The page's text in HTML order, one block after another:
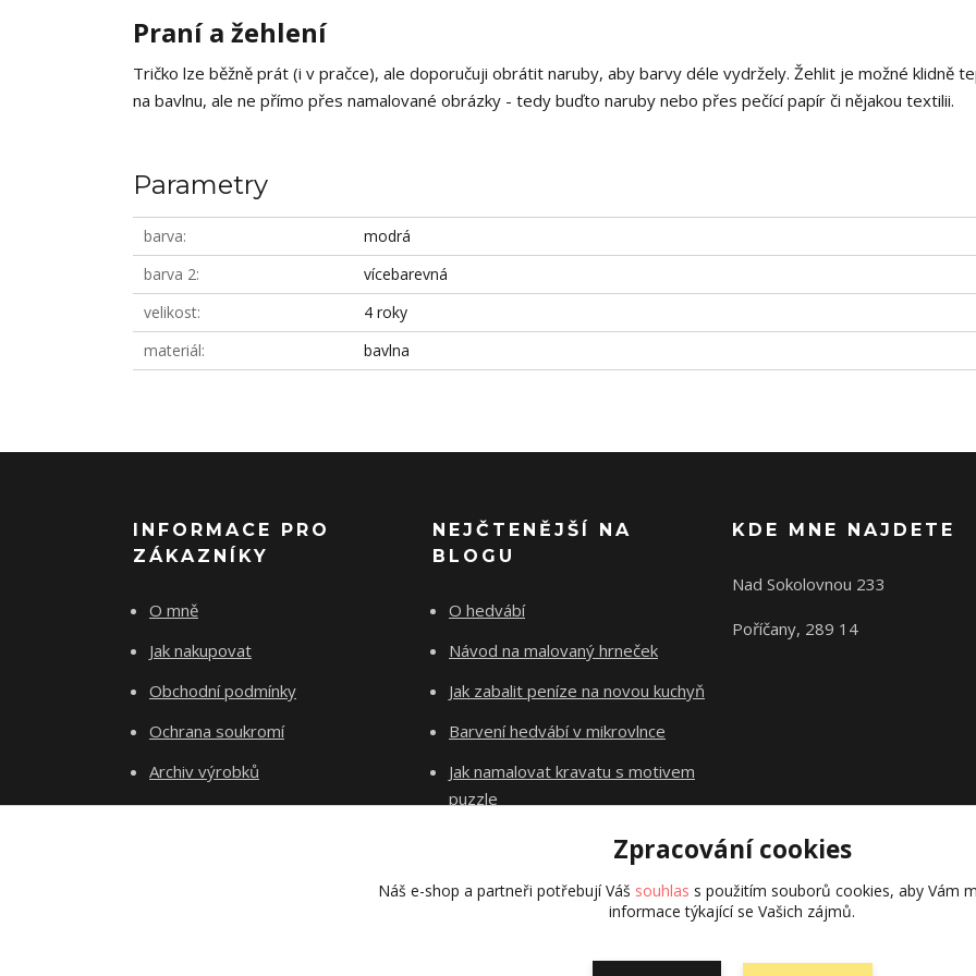
Praní a žehlení
Tričko lze běžně prát (i v pračce), ale doporučuji obrátit naruby, aby barvy déle vydržely. Žehlit je možné klidně
na bavlnu, ale ne přímo přes namalované obrázky - tedy buďto naruby nebo přes pečící papír či nějakou textilii.
Parametry
barva
modrá
barva 2
vícebarevná
velikost
4 roky
materiál
bavlna
INFORMACE PRO
ZÁKAZNÍKY
O mně
Jak nakupovat
Obchodní podmínky
Ochrana soukromí
Archiv výrobků
Kontakty
NEJČTENĚJŠÍ NA
BLOGU
O hedvábí
Návod na malovaný hrneček
Jak zabalit peníze na novou kuchyň
Barvení hedvábí v mikrovlnce
Jak namalovat kravatu s motivem
puzzle
KDE MNE NAJDETE
Nad Sokolovnou 233
Poříčany, 289 14
Původní stránky
Zpracování cookies
Náš e-shop a partneři potřebují Váš souhlas s použitím souborů cookies, aby Vám
informace týkající se Vašich zájmů.